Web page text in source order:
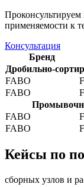
Проконсультируем
применяемости к
Консультация
Бренд
Дробильно-
FABO
FABO
FABO
FABO
Кейсы по
сборных узлов и